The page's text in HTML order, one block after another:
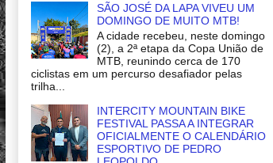
SÃO JOSÉ DA LAPA VIVEU UM
DOMINGO DE MUITO MTB!
A cidade recebeu, neste domingo
(2), a 2ª etapa da Copa União de
MTB, reunindo cerca de 170
ciclistas em um percurso desafiador pelas
trilha...
INTERCITY MOUNTAIN BIKE
FESTIVAL PASSA A INTEGRAR
OFICIALMENTE O CALENDÁRIO
ESPORTIVO DE PEDRO